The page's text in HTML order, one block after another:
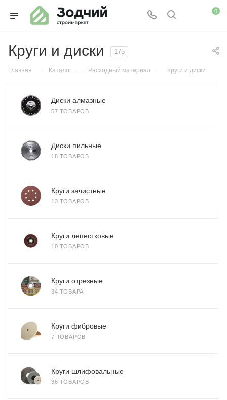
0
Круги и диски 175
Главная — Каталог — Расходный материал — Круги и диски
Диски алмазные
57 ТОВАРОВ
Диски пильные
18 ТОВАРОВ
Круги зачистные
13 ТОВАРОВ
Круги лепестковые
10 ТОВАРОВ
Круги отрезные
34 ТОВАРА
Круги фибровые
7 ТОВАРОВ
Круги шлифовальные
36 ТОВАРОВ